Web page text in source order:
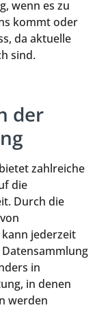
wenn es zu
kommt oder
da aktuelle
sind.
der
zahlreiche
die
Durch die
jederzeit
in
in denen
werden